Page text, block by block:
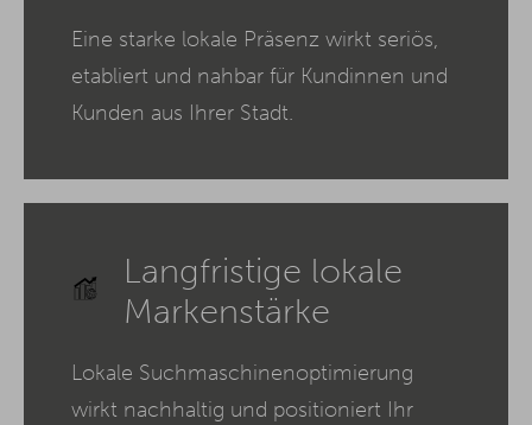
Eine starke lokale Präsenz wirkt seriös,
etabliert und nahbar für Kundinnen und
Kunden aus Ihrer Stadt.
Langfristige lokale
Markenstärke
Lokale Suchmaschinenoptimierung
wirkt nachhaltig und positioniert Ihr